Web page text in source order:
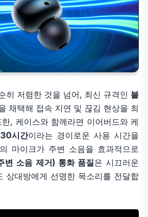
히 저렴한 것을 넘어, 최신 규격인 블
채택해 접속 지연 및 끊김 현상을 최
, 케이스와 함께라면 이어버드와 케
시간이라는 경이로운 사용 시간을
마이크가 주변 소음을 효과적으로
변 소음 제거) 통화 품질은 시끄러운
상대방에게 선명한 목소리를 전달합